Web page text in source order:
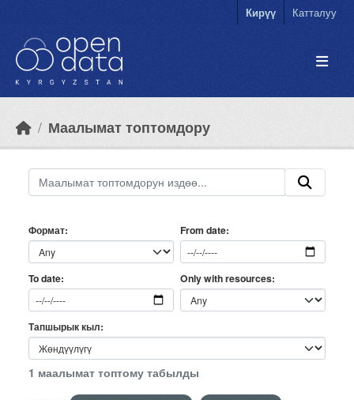
Кирүү Катталуу
Маалымат топтомдору
Формат From date
To date Only with resources
Тапшырык кыл
1 маалымат топтому табылды